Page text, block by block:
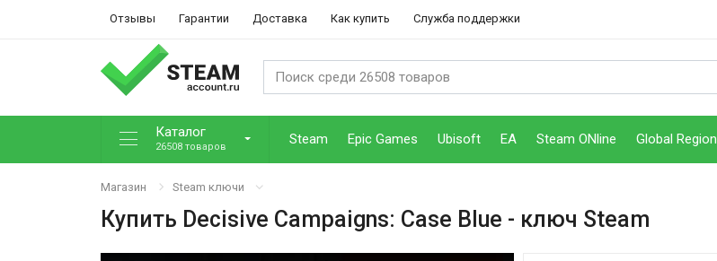
Отзывы Гарантии Доставка Как купить Служба поддержки
Каталог
26508 товаров Steam Epic Games Ubisoft EA Steam ONline Global Region
Магазин Steam ключи
Купить Decisive Campaigns: Case Blue - ключ Steam